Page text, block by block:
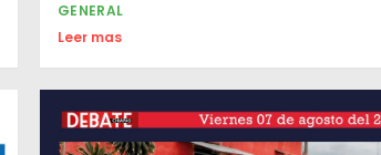
GENERAL
Leer mas